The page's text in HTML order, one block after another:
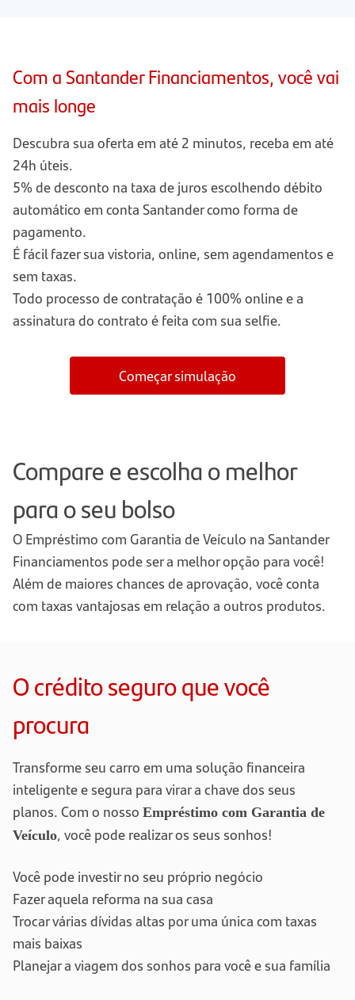
Com a Santander Financiamentos, você vai
mais longe
Descubra sua oferta em até 2 minutos, receba em até
24h úteis.
5% de desconto na taxa de juros escolhendo débito
automático em conta Santander como forma de
pagamento.
É fácil fazer sua vistoria, online, sem agendamentos e
sem taxas.
Todo processo de contratação é 100% online e a
assinatura do contrato é feita com sua selfie.
Começar simulação
Compare e escolha o melhor
para o seu bolso
O Empréstimo com Garantia de Veículo na Santander
Financiamentos pode ser a melhor opção para você!
Além de maiores chances de aprovação, você conta
com taxas vantajosas em relação a outros produtos.
O crédito seguro que você
procura
Transforme seu carro em uma solução financeira
inteligente e segura para virar a chave dos seus
planos. Com o nosso Empréstimo com Garantia de
Veículo, você pode realizar os seus sonhos!
Você pode investir no seu próprio negócio
Fazer aquela reforma na sua casa
Trocar várias dívidas altas por uma única com taxas
mais baixas
Planejar a viagem dos sonhos para você e sua família